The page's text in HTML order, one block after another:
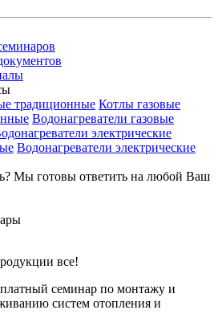
традиционные Котлы газовые
Водонагреватели газовые
электрические
Водонагреватели электрические
Мы готовы ответить на любой Ваш
все!
семинар по монтажу и
систем отопления и